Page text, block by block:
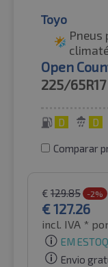
Toyo
Pneus
Open
225/65R17
D D
Comparar
€ 129.85 -2%
€127.26
incl. IVA *
EM
Envio